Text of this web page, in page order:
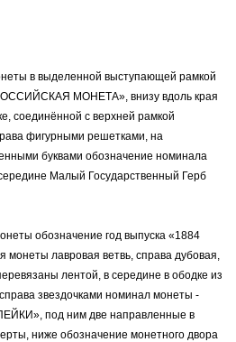
в выделенной выступающей рамкой
МОНЕТА», внизу вдоль края
соединённой с верхней рамкой
фигурными решетками, на
буквами обозначение номинала
Малый Государственный Герб
обозначение год выпуска «1884
монеты лавровая ветвь, справа дубовая,
лентой, в середине в ободке из
звездочками номинал монеты -
под ним две направленные в
ниже обозначение монетного двора